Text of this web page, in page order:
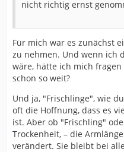
nicht richtig ernst
Für mich war es zunächst
zu nehmen. Und wenn ich
wäre, hätte ich mich
schon so weit?
Und ja, "Frischlinge", wie
oft die Hoffnung, dass es
ist. Aber ob "Frischling"
Trockenheit, – die
verändert. Sie bleibt bei